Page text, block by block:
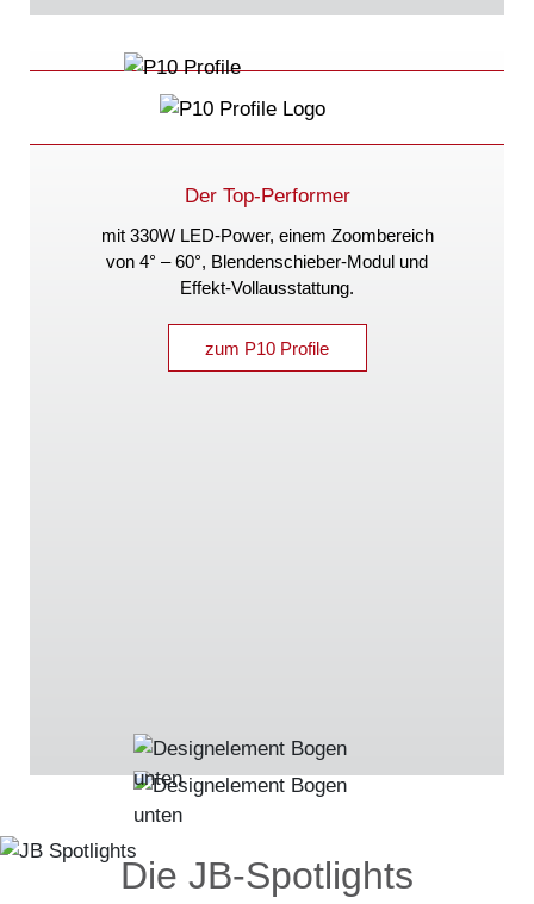
Der Top-Performer
mit 330W LED-Power, einem Zoombereich
von 4° – 60°, Blendenschieber-Modul und
Effekt-Vollausstattung.
zum P10 Profile
Die JB-Spotlights